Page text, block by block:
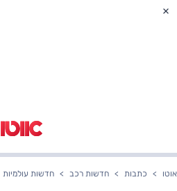
אוטו כתבות חדשות רכב חדשות עולמיות